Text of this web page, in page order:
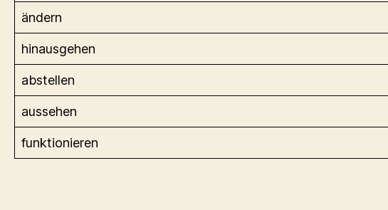
ändern
hinausgehen
abstellen
aussehen
funktionieren